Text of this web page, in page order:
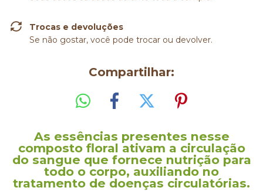
Trocas e devoluções
Se não gostar, você pode trocar ou devolver.
Compartilhar:
As essências presentes nesse
composto floral ativam a circulação
do sangue que fornece nutrição para
todo o corpo, auxiliando no
tratamento de doenças circulatórias.